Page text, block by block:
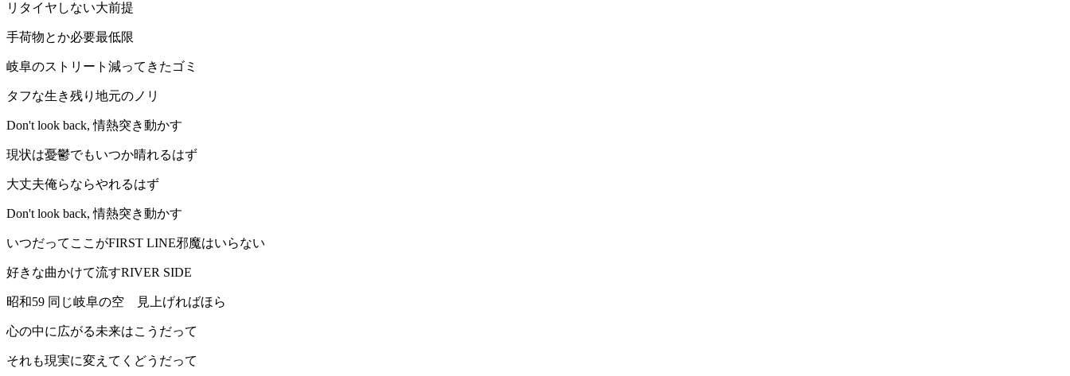
リタイヤしない大前提
手荷物とか必要最低限
岐阜のストリート減ってきたゴミ
タフな生き残り地元のノリ
Don't look back, 情熱突き動かす
現状は憂鬱でもいつか晴れるはず
大丈夫俺らならやれるはず
Don't look back, 情熱突き動かす
いつだってここがFIRST LINE邪魔はいらない
好きな曲かけて流すRIVER SIDE
昭和59 同じ岐阜の空 見上げればほら
心の中に広がる未来はこうだって
それも現実に変えてくどうだって